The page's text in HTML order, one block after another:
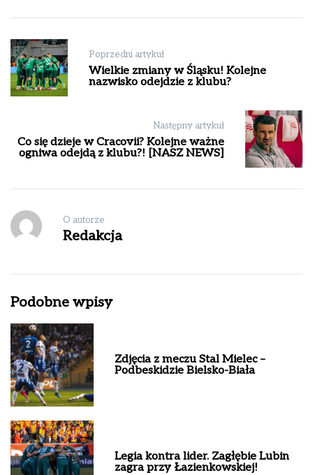
Nawigacja
wpisu
Poprzedni artykuł
Wielkie zmiany w Śląsku! Kolejne
nazwisko odejdzie z klubu?
Następny artykuł
Co się dzieje w Cracovii? Kolejne ważne
ogniwa odejdą z klubu?! [NASZ NEWS]
O autorze
Redakcja
Podobne wpisy
Zdjęcia z meczu Stal Mielec –
Podbeskidzie Bielsko-Biała
Legia kontra lider. Zagłębie Lubin
zagra przy Łazienkowskiej!